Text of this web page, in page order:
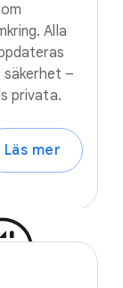
Alla
–
privata.
Läs mer